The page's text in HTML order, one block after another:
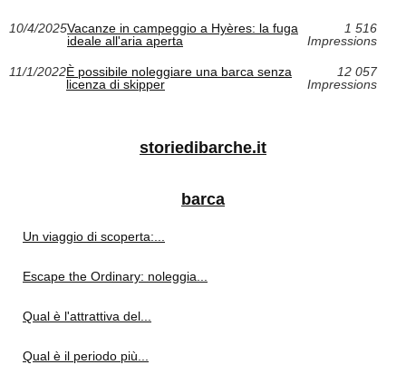
10/4/2025Vacanze in campeggio a Hyères: la fuga
ideale all'aria aperta
1 516
Impressions
11/1/2022È possibile noleggiare una barca senza
licenza di skipper
12 057
Impressions
storiedibarche.it
barca
Un viaggio di scoperta:...
Escape the Ordinary: noleggia...
Qual è l'attrattiva del...
Qual è il periodo più...